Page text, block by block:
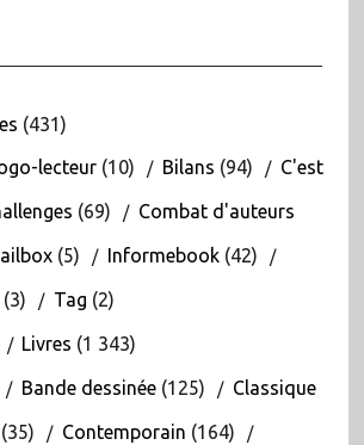
(431)
lecteur(10) Bilans (94) C'est
(69) Combat d'auteurs
(5) Informebook(42)
Tag (2)
Livres (1 343)
Bande dessinée(125) Classique
(35) Contemporain (164)